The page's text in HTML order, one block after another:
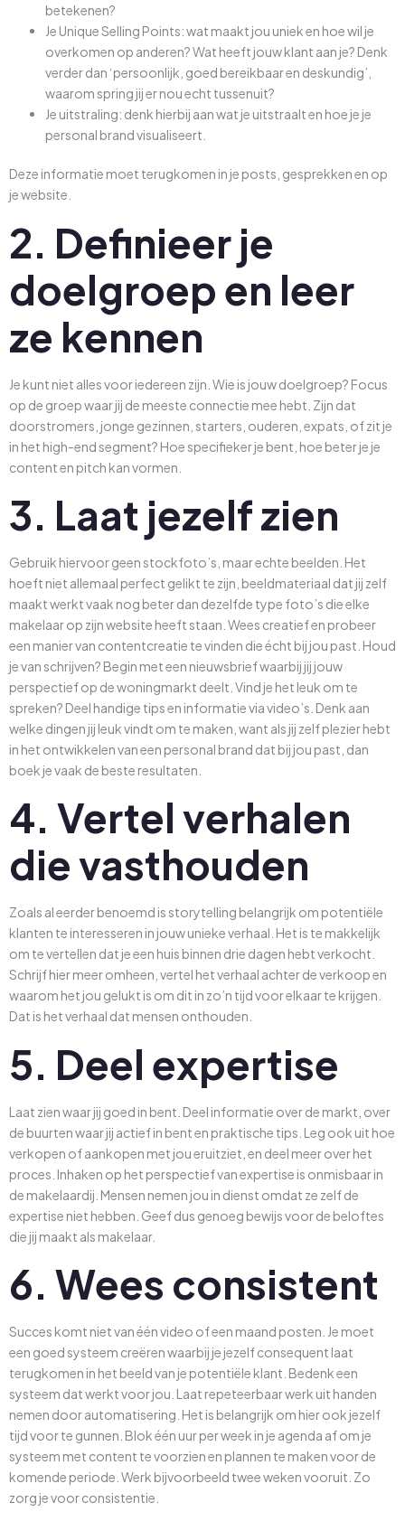
betekenen?
Je Unique Selling Points: wat maakt jou uniek en hoe wil je
overkomen op anderen? Wat heeft jouw klant aan je? Denk
verder dan ‘persoonlijk, goed bereikbaar en deskundig’,
waarom spring jij er nou echt tussenuit?
Je uitstraling: denk hierbij aan wat je uitstraalt en hoe je je
personal brand visualiseert.
Deze informatie moet terugkomen in je posts, gesprekken en op
je website.
2. Definieer je
doelgroep en leer
ze kennen
Je kunt niet alles voor iedereen zijn. Wie is jouw doelgroep? Focus
op de groep waar jij de meeste connectie mee hebt. Zijn dat
doorstromers, jonge gezinnen, starters, ouderen, expats, of zit je
in het high-end segment? Hoe specifieker je bent, hoe beter je je
content en pitch kan vormen.
3. Laat jezelf zien
Gebruik hiervoor geen stockfoto’s, maar echte beelden. Het
hoeft niet allemaal perfect gelikt te zijn, beeldmateriaal dat jij zelf
maakt werkt vaak nog beter dan dezelfde type foto’s die elke
makelaar op zijn website heeft staan. Wees creatief en probeer
een manier van contentcreatie te vinden die écht bij jou past. Houd
je van schrijven? Begin met een nieuwsbrief waarbij jij jouw
perspectief op de woningmarkt deelt. Vind je het leuk om te
spreken? Deel handige tips en informatie via video’s. Denk aan
welke dingen jij leuk vindt om te maken, want als jij zelf plezier hebt
in het ontwikkelen van een personal brand dat bij jou past, dan
boek je vaak de beste resultaten.
4. Vertel verhalen
die vasthouden
Zoals al eerder benoemd is storytelling belangrijk om potentiële
klanten te interesseren in jouw unieke verhaal. Het is te makkelijk
om te vertellen dat je een huis binnen drie dagen hebt verkocht.
Schrijf hier meer omheen, vertel het verhaal achter de verkoop en
waarom het jou gelukt is om dit in zo’n tijd voor elkaar te krijgen.
Dat is het verhaal dat mensen onthouden.
5. Deel expertise
Laat zien waar jij goed in bent. Deel informatie over de markt, over
de buurten waar jij actief in bent en praktische tips. Leg ook uit hoe
verkopen of aankopen met jou eruitziet, en deel meer over het
proces. Inhaken op het perspectief van expertise is onmisbaar in
de makelaardij. Mensen nemen jou in dienst omdat ze zelf de
expertise niet hebben. Geef dus genoeg bewijs voor de beloftes
die jij maakt als makelaar.
6. Wees consistent
Succes komt niet van één video of een maand posten. Je moet
een goed systeem creëren waarbij je jezelf consequent laat
terugkomen in het beeld van je potentiële klant. Bedenk een
systeem dat werkt voor jou. Laat repeteerbaar werk uit handen
nemen door automatisering. Het is belangrijk om hier ook jezelf
tijd voor te gunnen. Blok één uur per week in je agenda af om je
systeem met content te voorzien en plannen te maken voor de
komende periode. Werk bijvoorbeeld twee weken vooruit. Zo
zorg je voor consistentie.